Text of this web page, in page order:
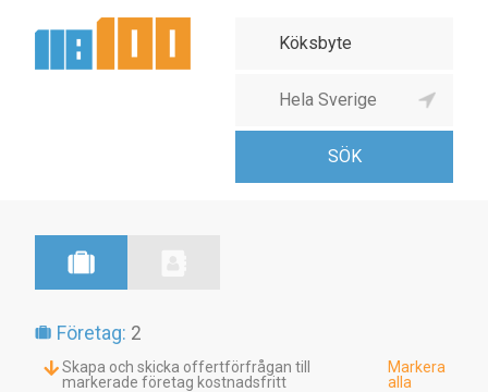
Företag: 2
Skapa och skicka offertförfrågan till
markerade företag kostnadsfritt
Markera
alla